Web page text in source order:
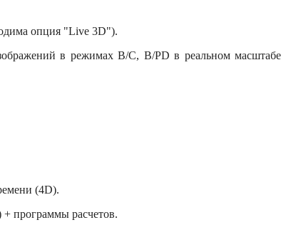
опция "Live 3D").
в режимах B/C, B/PD в реальном масштабе
(4D).
программы расчетов.